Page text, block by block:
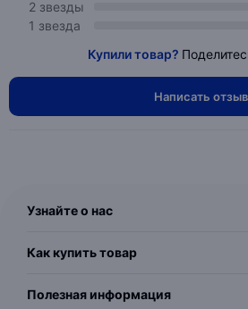
2 звезды
1 звезда
Купили товар?
Написать отзыв
Узнайте о нас
Как купить товар
Полезная информация